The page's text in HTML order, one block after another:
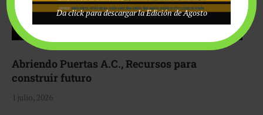
Abriendo Puertas A.C., Recursos para
construir futuro
1 julio, 2026
Da click para descargar la Edición de Agosto